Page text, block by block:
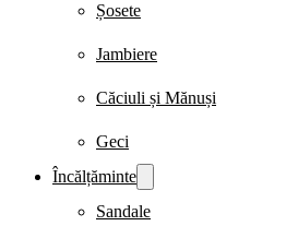
Șosete
Jambiere
Căciuli și Mănuși
Geci
Încălțăminte
Sandale